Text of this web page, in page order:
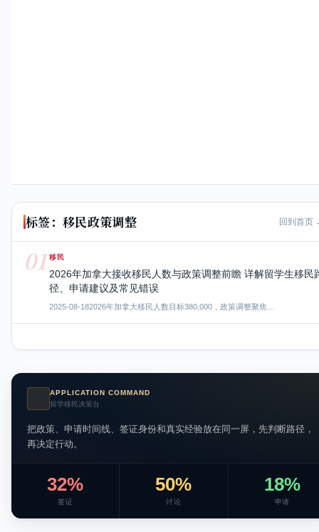
标签：移民政策调整 回到首页
01 移民
2026年加拿大接收移民人数与政策调整前瞻 详解留学生移民
径、申请建议及常见错误
2025-08-182026年加拿大移民人数目标380,000，政策调整聚焦…
APPLICATION COMMAND
留学移民决策台
把政策、申请时间线、签证身份和真实经验放在同一屏，先判断路径，
再决定行动。
32%
签证
50%
讨论
18%
申请